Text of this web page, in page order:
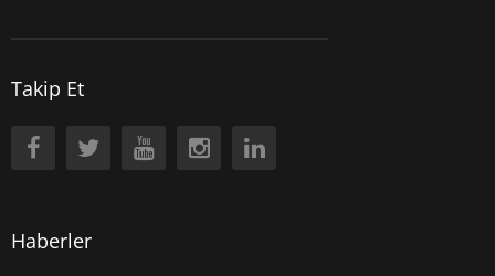
Takip Et
Haberler